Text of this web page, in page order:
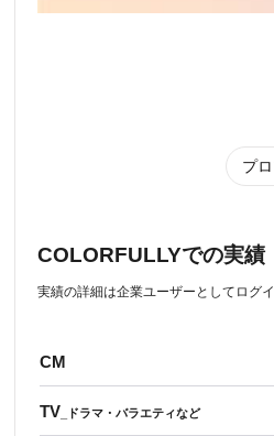
プ
COLORFULLYでの実績
実績の詳細は企業ユーザーとしてログ
CM
TV _ドラマ・バラエティなど